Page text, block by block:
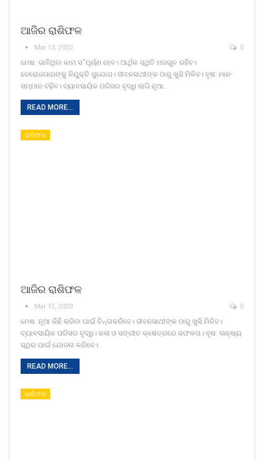
ଆଜିର ରାଶିଫଳ
Mar 13, 2020 0
ମେଷ: ଭାବିଥିବା କାମ ସ˚ପୂର୍ଣ୍ଣ ହେବ। ଆର୍ଥିକ ସ୍ଥିତି ମଜଭୁତ ରହିବ।
ବେରୋଜଗାରଙ୍କୁ ନିଯୁକ୍ତି ସୁଯୋଗ। ଜୀବନସାଥୀଙ୍କ ଠାରୁ ଖୁସି ମିଳିବ। ବୃଷ: ମାନ-
ସମ୍ମାନ ବଢ଼ିବ। ବ୍ୟାବସାୟିକ ପରିସର ବୃଦ୍ଧି ଲାଗି ନୂଆ…
READ MORE...
ରାଶିଫଳ
ଆଜିର ରାଶିଫଳ
Mar 12, 2020 0
ମେଷ: ନୂଆ କିଛି କରିବା ପାଇଁ ଚିନ୍ତାକରିବେ। ଜୀବନସାଥୀଙ୍କ ଠାରୁ ଖୁସି ମିଳିବ।
ବ୍ୟାବସାୟିକ ପରିସର ବୃଦ୍ଧି। କଳା ଓ ସଙ୍ଗୀତ କ୍ଷେତ୍ରରେ ସଫଳତା। ବୃଷ: ଲକ୍ଷ୍ୟ
ସ୍ଥିର ପାଇଁ ଯୋଜନା କରିବେ।…
READ MORE...
ରାଶିଫଳ